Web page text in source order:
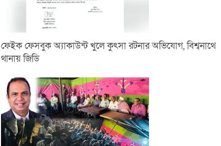
ফেইক ফেসবুক অ্যাকাউন্ট খুলে কুৎসা রটনার অভিযোগ, বিশ্বনাথে
থানায় জিডি